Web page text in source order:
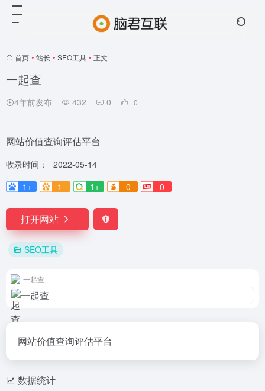
首页 • 站长 • SEO工具 • 正文
一起查
4年前发布 432 0 0
网站价值查询评估平台
收录时间：
2022-05-14
1+
1- 1+ 0 0
打开网站
SEO工具
一起查
网站价值查询评估平台
数据统计